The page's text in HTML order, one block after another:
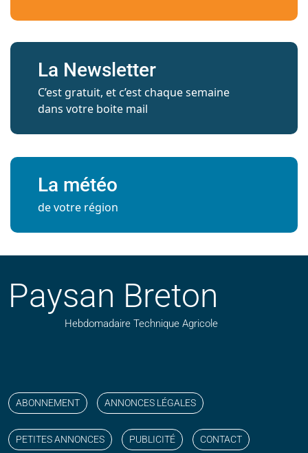
La Newsletter
C’est gratuit, et c’est chaque semaine
dans votre boite mail
La météo
de votre région
Paysan Breton
Hebdomadaire Technique Agricole
ABONNEMENT ANNONCES LÉGALES
PETITES ANNONCES PUBLICITÉ CONTACT